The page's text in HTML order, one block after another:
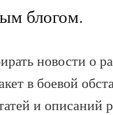
блогом.
новости о
в боевой
и описаний